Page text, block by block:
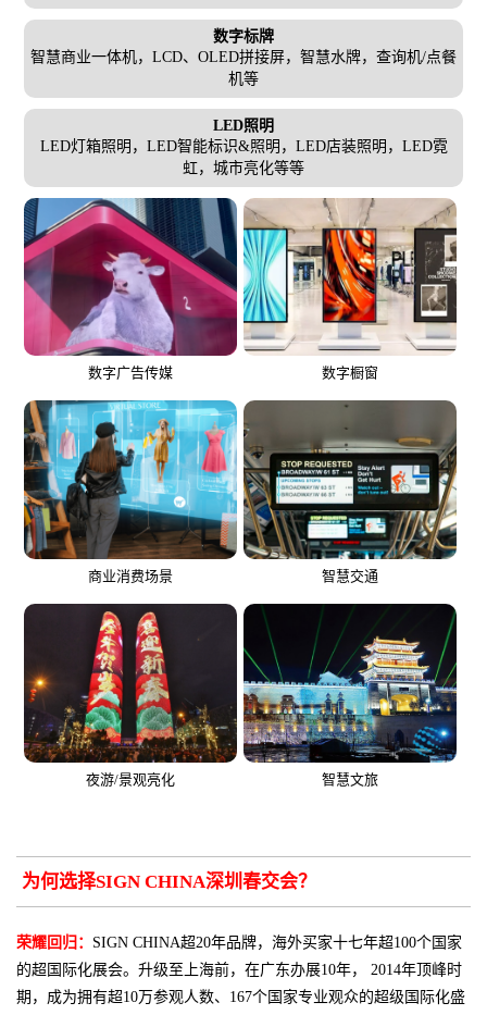
数字标牌
智慧商业一体机，LCD、OLED拼接屏，智慧水牌，查询机/点餐
机等
LED照明
LED灯箱照明，LED智能标识&照明，LED店装照明，LED霓
虹，城市亮化等等
数字广告传媒 数字橱窗
商业消费场景 智慧交通
夜游/景观亮化 智慧文旅
为何选择SIGN CHINA深圳春交会？
荣耀回归： SIGN CHINA超20年品牌，海外买家十七年超100个国家
的超国际化展会。升级至上海前，在广东办展10年， 2014年顶峰时
期，成为拥有超10万参观人数、167个国家专业观众的超级国际化盛